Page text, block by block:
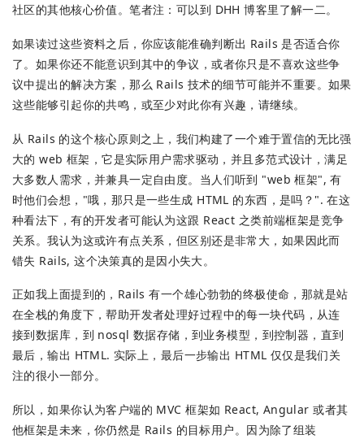
社区的其他核心价值。笔者注：可以到 DHH 博客里了解一二。
如果读过这些资料之后，你应该能准确判断出 Rails 是否适合你
了。如果你还不能意识到其中的争议，或者你只是不喜欢这些争
议中提出的解决方案，那么 Rails 技术的细节可能并不重要。如果
这些能够引起你的共鸣，或至少对此你有兴趣，请继续。
从 Rails 的这个核心原则之上，我们构建了一个难于置信的无比强
大的 web 框架，它是实际用户需求驱动，并且多范式设计，满足
大多数人需求，并兼具一定自由度。当人们听到 "web 框架", 有
时他们会想，"哦，那只是一些生成 HTML 的东西，是吗？". 在这
种看法下，有的开发者可能认为这跟 React 之类前端框架是竞争
关系。我认为这或许有点关系，但区别还是非常大，如果因此而
错失 Rails, 这个决策真的是因小失大。
正如我上面提到的，Rails 有一个雄心勃勃的终极使命，那就是站
在全栈的角度下，帮助开发者处理好过程中的每一块代码，从连
接到数据库，到 nosql 数据存储，到业务模型，到控制器，直到
最后，输出 HTML. 实际上，最后一步输出 HTML 仅仅是我们关
注的很小一部分。
所以，如果你认为客户端的 MVC 框架如 React, Angular 或者其
他框架是未来，你仍然是 Rails 的目标用户。因为除了组装